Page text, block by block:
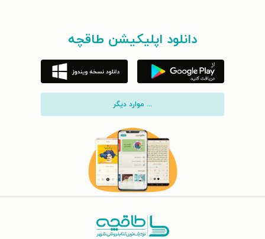
دانلود اپلیکیشن طاقچه
... موارد دیگر